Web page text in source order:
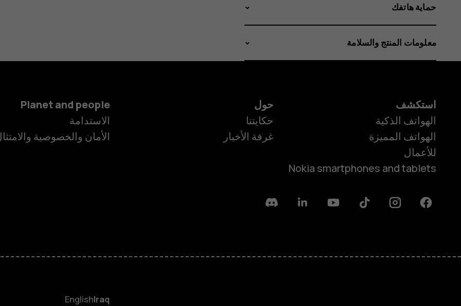
Terra M
حماية هاتفك
معلومات المنتج والسلامة
استكشف
الهواتف الذكية
الهواتف المميزة
للأعمال
Nokia smartphones and tablets
حول
حكايتنا
غرفة الأخبار
Planet and people
الاستدامة
الأمان والخصوصية
Facebook
Instagram
Tiktok
Youtube
Linkedin
Discord
Iraq
English